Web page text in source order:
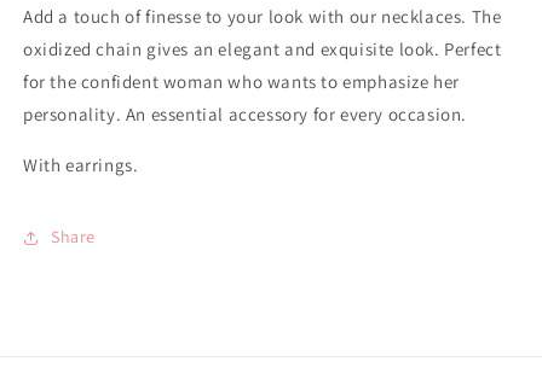
Add a touch of finesse to your look with our necklaces. The
oxidized chain gives an elegant and exquisite look. Perfect
for the confident woman who wants to emphasize her
personality. An essential accessory for every occasion.
With earrings.
Share